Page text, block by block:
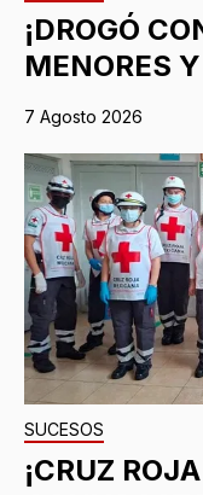
¡DROGÓ
MENORES
7 Agosto 2026
SUCESOS
¡CRUZ